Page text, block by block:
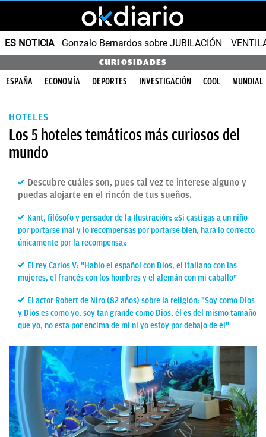
ES NOTICIA Gonzalo Bernardos sobre JUBILACIÓN
CURIOSIDADES
ESPAÑA ECONOMÍA DEPORTES INVESTIGACIÓN COOL MUNDIAL
HOTELES
Los 5 hoteles temáticos más curiosos del
mundo
Descubre cuáles son, pues tal vez te interese alguno y
puedas alojarte en el rincón de tus sueños.
Kant, filósofo y pensador de la Ilustración: «Si castigas a un niño
por portarse mal y lo recompensas por portarse bien, hará lo correcto
únicamente por la recompensa»
El rey Carlos V: "Hablo el español con Dios, el italiano con las
mujeres, el francés con los hombres y el alemán con mi caballo"
El actor Robert de Niro (82 años) sobre la religión: "Soy como Dios
y Dios es como yo, soy tan grande como Dios, él es del mismo tamaño
que yo, no esta por encima de mi ni yo estoy por debajo de él"